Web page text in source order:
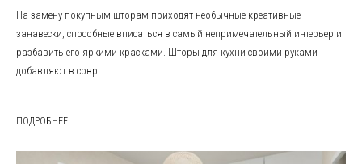
На замену покупным шторам приходят необычные креативные
занавески, способные вписаться в самый непримечательный интерьер и
разбавить его яркими красками. Шторы для кухни своими руками
добавляют в совр...
ПОДРОБНЕЕ